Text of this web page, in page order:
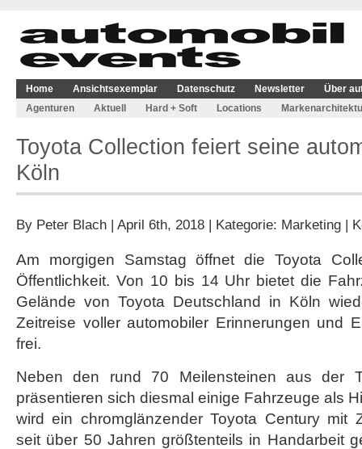
Home Ansichtsexemplar Datenschutz Newsletter
Über
Agenturen
Aktuell Hard + Soft Locations
Toyota Collection feiert seine
Köln
By Peter Blach | April 6th, 2018 | Kategorie: Marketing |
Am morgigen Samstag öffnet die Toyota
Öffentlichkeit. Von 10 bis 14 Uhr bietet die
Gelände von Toyota Deutschland in Köln
Zeitreise voller automobiler Erinnerungen und
frei.
Neben den rund 70 Meilensteinen aus der
präsentieren sich diesmal einige Fahrzeuge als
wird ein chromglänzender Toyota Century mit
seit über 50 Jahren größtenteils in Handarbeit